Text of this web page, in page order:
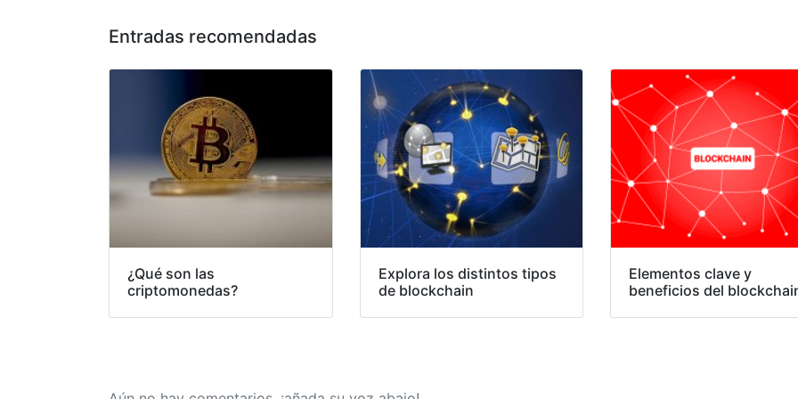
Entradas recomendadas
¿Qué son las
criptomonedas?
Explora los distintos tipos
de blockchain
Elementos clave y
beneficios del